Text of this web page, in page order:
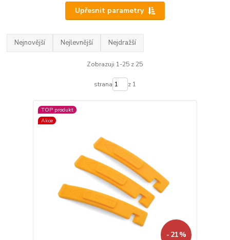
Upřesnit parametry
Nejnovější Nejlevnější Nejdražší
Zobrazuji 1-25 z 25
strana z 1
TOP produkt
Akce
- 21 %